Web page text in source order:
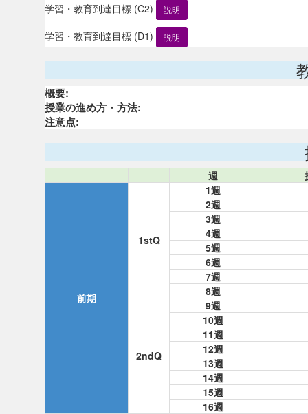
学習・教育到達目標 (C2) 説明
学習・教育到達目標 (D1) 説明
概要:
授業の進め方・方法:
注意点:
週
前期
1stQ
1週
2週
3週
4週
5週
6週
7週
8週
2ndQ
9週
10週
11週
12週
13週
14週
15週
16週